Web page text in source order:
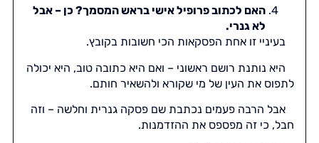
האם לכתוב פרופיל אישי בראש המסמך? כן – אבל
לא גנרי.
בעיניי זו אחת הפסקאות הכי חשובות בקובץ.
היא נותנת רושם ראשוני – ואם היא כתובה טוב, היא יכולה
לתפוס את העין של מי שקורא ולהשאיר חותם.
אבל הרבה פעמים נכתבת שם פסקה גנרית וחלשה – וזה
חבל, כי זה מפספס את ההזדמנות.